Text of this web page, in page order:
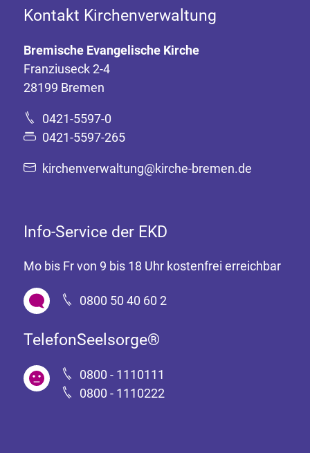
Kontakt Kirchenverwaltung
Bremische Evangelische Kirche
Franziuseck 2-4
28199 Bremen
0421-5597-0
0421-5597-265
kirchenverwaltung@kirche-bremen.de
Info-Service der EKD
Mo bis Fr von 9 bis 18 Uhr kostenfrei erreichbar
0800 50 40 60 2
TelefonSeelsorge®
0800 - 1110111
0800 - 1110222